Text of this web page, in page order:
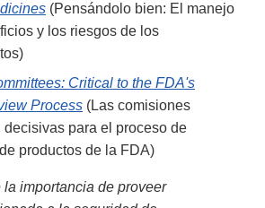
(Pensándolo bien: El manejo
y los riesgos de los
Critical to the FDA's
Process (Las comisiones
decisivas para el proceso de
productos de la FDA)
importancia de proveer